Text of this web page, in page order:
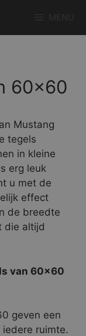
60×60
Mustang
tegels
in kleine
erg leuk
u met de
effect
de breedte
die altijd
van 60×60
geven een
ruimte.